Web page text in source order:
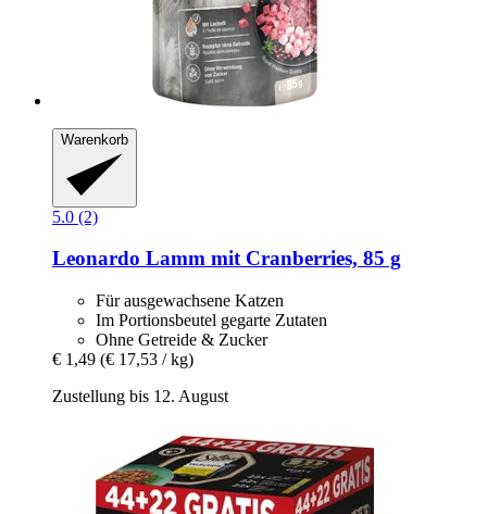
Warenkorb
5.0 (2)
Leonardo Lamm mit Cranberries, 85 g
Für ausgewachsene Katzen
Im Portionsbeutel gegarte Zutaten
Ohne Getreide & Zucker
€ 1,49 (€ 17,53 / kg)
Zustellung bis 12. August